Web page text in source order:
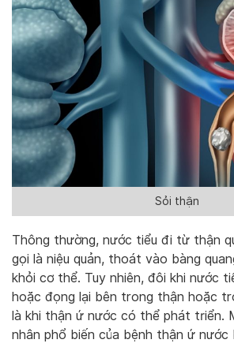
Sỏi thận
Thông thường, nước tiểu đi từ thận
gọi là niệu quản, thoát vào bàng
khỏi cơ thể. Tuy nhiên, đôi khi nước
hoặc đọng lại bên trong thận hoặc
là khi thận ứ nước có thể phát triển.
nhân phổ biến của bệnh thận ứ nước